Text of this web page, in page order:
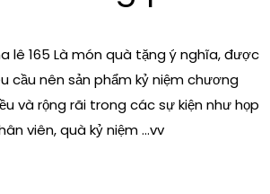
lê 165 Là món quà tặng ý nghĩa, được
cầu nên sản phẩm kỷ niệm chương
và rộng rãi trong các sự kiện như họp
viên, quà kỷ niệm ...vv